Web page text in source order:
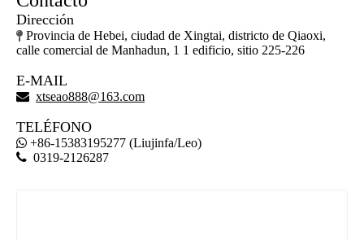
Dirección
 Provincia de Hebei, ciudad de Xingtai, districto de Qiaoxi,
calle comercial de Manhadun, 1 1 edificio, sitio 225-226
E-MAIL
 xtseao888@163.com
TELÉFONO
 +86-15383195277 (Liujinfa/Leo)
 0319-2126287